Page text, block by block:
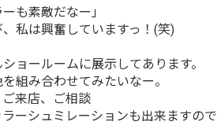
も素敵だなー」
私は興奮していますっ！(笑)
ョールームに展示してあります。
組み合わせてみたいなー。
来店、ご相談
ーシュミレーションも出来ますので